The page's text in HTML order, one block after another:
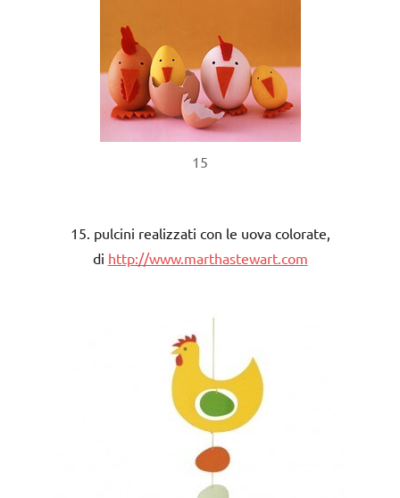
15
15. pulcini realizzati con le uova colorate,
di http://www.marthastewart.com